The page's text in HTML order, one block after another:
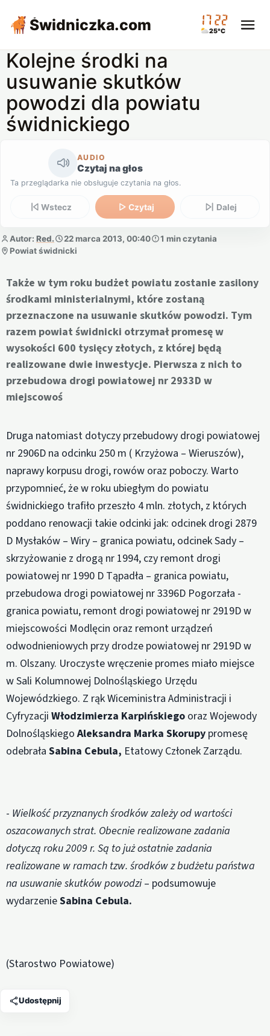
Świdniczka.com 17:22
25°C
Kolejne środki na
usuwanie skutków
powodzi dla powiatu
świdnickiego
AUDIO
Czytaj na głos
Ta przeglądarka nie obsługuje czytania na głos.
Wstecz Czytaj Dalej
Autor: Red. 22 marca 2013, 00:40
1 min czytania
Powiat świdnicki
Także w tym roku budżet powiatu zostanie zasilony
środkami ministerialnymi, które zostaną
przeznaczone na usuwanie skutków powodzi. Tym
razem powiat świdnicki otrzymał promesę w
wysokości 600 tysięcy złotych, z której będą
realizowane dwie inwestycje. Pierwsza z nich to
przebudowa drogi powiatowej nr 2933D w
miejscowoś
Druga natomiast dotyczy przebudowy drogi powiatowej
nr 2906D na odcinku 250 m ( Krzyżowa – Wieruszów),
naprawy korpusu drogi, rowów oraz poboczy. Warto
przypomnieć, że w roku ubiegłym do powiatu
świdnickiego trafiło przeszło 4 mln. złotych, z których
poddano renowacji takie odcinki jak: odcinek drogi 2879
D Mysłaków – Wiry – granica powiatu, odcinek Sady –
skrzyżowanie z drogą nr 1994, czy remont drogi
powiatowej nr 1990 D Tąpadła – granica powiatu,
przebudowa drogi powiatowej nr 3396D Pogorzała -
granica powiatu, remont drogi powiatowej nr 2919D w
miejscowości Modlęcin oraz remont urządzeń
odwodnieniowych przy drodze powiatowej nr 2919D w
m. Olszany. Uroczyste wręczenie promes miało miejsce
w Sali Kolumnowej Dolnośląskiego Urzędu
Wojewódzkiego. Z rąk Wiceministra Administracji i
Cyfryzacji Włodzimierza Karpińskiego oraz Wojewody
DolnośląskiegoAleksandra Marka Skorupy promesę
odebrała Sabina Cebula, Etatowy Członek Zarządu.
- Wielkość przyznanych środków zależy od wartości
oszacowanych strat. Obecnie realizowane zadania
dotyczą roku 2009 r. Są to już ostatnie zadania
realizowane w ramach tzw. środków z budżetu państwa
na usuwanie skutków powodzi– podsumowuje
wydarzenieSabina Cebula.
(Starostwo Powiatowe)
Udostępnij